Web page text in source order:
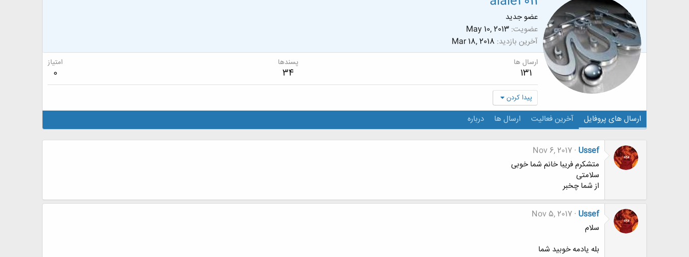
عضو جدید
عضویت May 10, 2013
آخرین بازدید Mar 18, 2018
ارسال ها
131
پسندها
34
امتیاز
0
پیدا کردن
ارسال های پروفایل آخرین فعالیت ارسال ها درباره
Ussef
Nov 6, 2017
متشکرم فریبا خانم شما خوبی
سلامتی
از شما چخبر
Ussef
Nov 5, 2017
سلام
بله یادمه خوبید شما